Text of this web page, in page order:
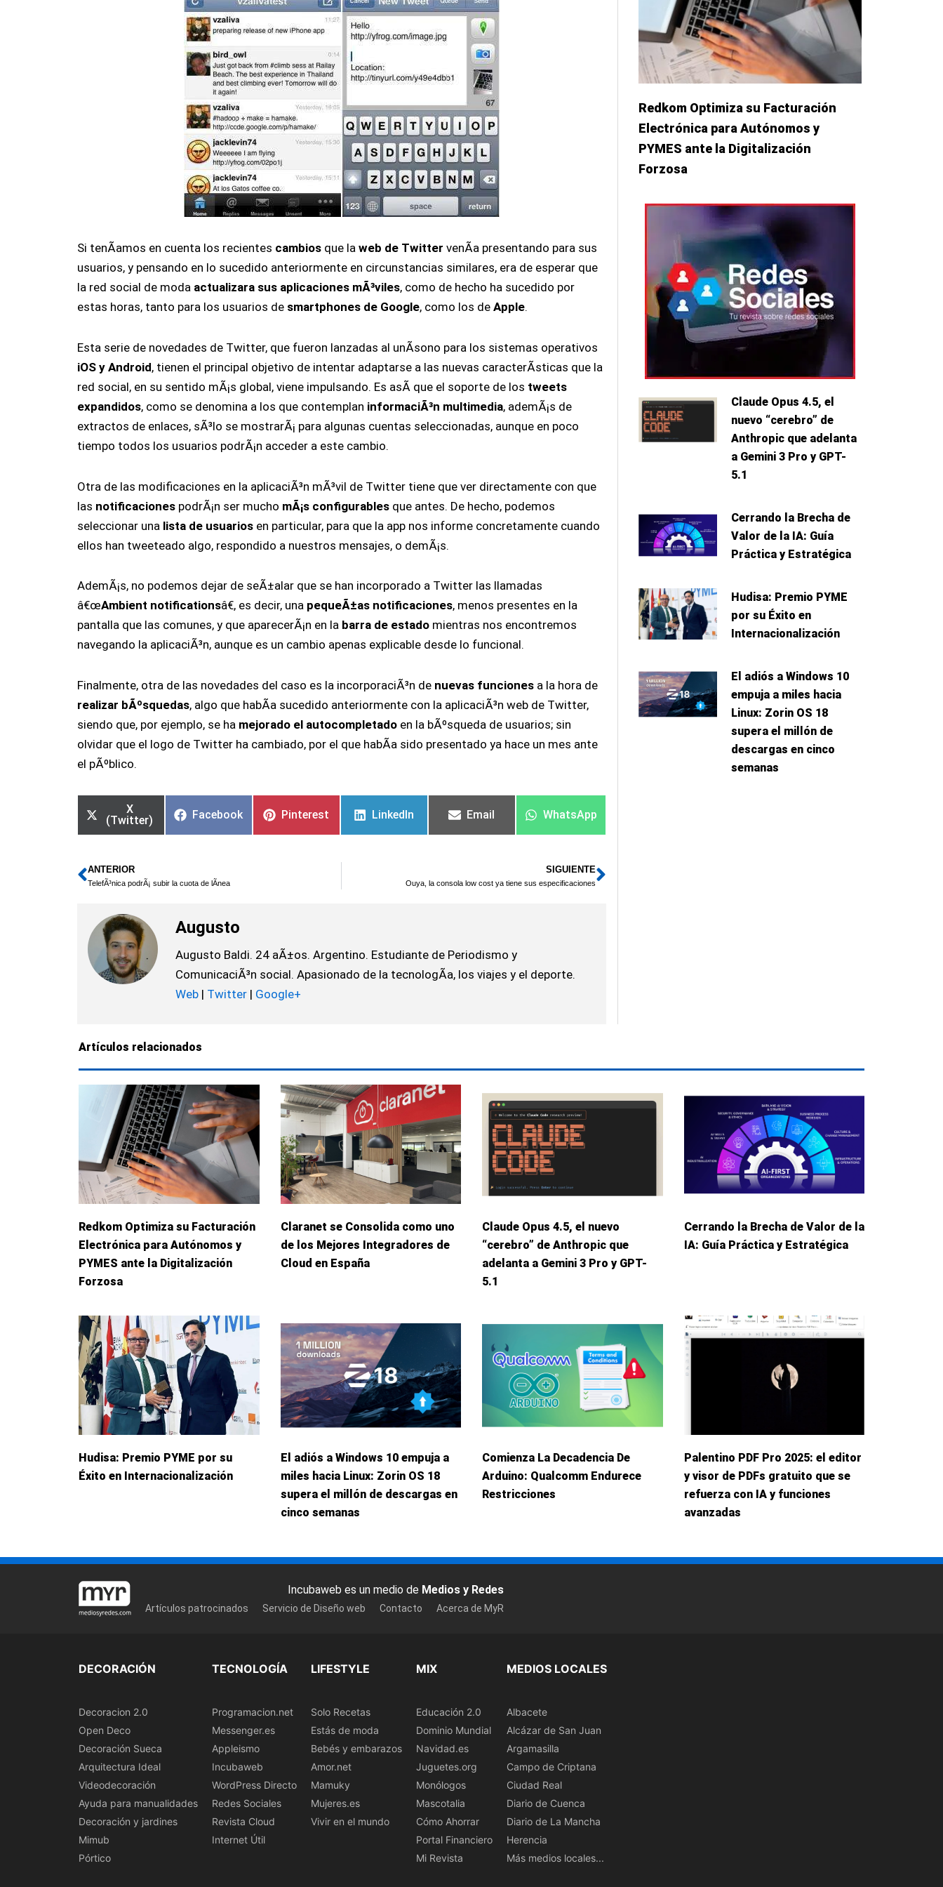
Si tenÃ­amos en cuenta los recientes cambiosque la web de Twitter venÃ­a presentando para sus
usuarios, y pensando en lo sucedido anteriormente en circunstancias similares, era de esperar que
la red social de moda actualizara sus aplicaciones mÃ³viles, como de hecho ha sucedido por
estas horas, tanto para los usuarios de smartphones de Google, como los de Apple.
Esta serie de novedades de Twitter, que fueron lanzadas al unÃ­sono para los sistemas operativos
iOS y Android, tienen el principal objetivo de intentar adaptarse a las nuevas caracterÃ­sticas que la
red social, en su sentido mÃ¡s global, viene impulsando. Es asÃ­ que el soporte de los tweets
expandidos, como se denomina a los que contemplan informaciÃ³n multimedia, ademÃ¡s de
extractos de enlaces, sÃ³lo se mostrarÃ¡ para algunas cuentas seleccionadas, aunque en poco
tiempo todos los usuarios podrÃ¡n acceder a este cambio.
Otra de las modificaciones en la aplicaciÃ³n mÃ³vil de Twitter tiene que ver directamente con que
las notificacionespodrÃ¡n ser mucho mÃ¡s configurablesque antes. De hecho, podemos
seleccionar una lista de usuariosen particular, para que la app nos informe concretamente cuando
ellos han tweeteado algo, respondido a nuestros mensajes, o demÃ¡s.
AdemÃ¡s, no podemos dejar de seÃ±alar que se han incorporado a Twitter las llamadas
â€œAmbient notificationsâ€, es decir, una pequeÃ±as notificaciones, menos presentes en la
pantalla que las comunes, y que aparecerÃ¡n en la barra de estadomientras nos encontremos
navegando la aplicaciÃ³n, aunque es un cambio apenas explicable desde lo funcional.
Finalmente, otra de las novedades del caso es la incorporaciÃ³n de nuevas funcionesa la hora de
realizar bÃºsquedas, algo que habÃ­a sucedido anteriormente con la aplicaciÃ³n web de Twitter,
siendo que, por ejemplo, se ha mejorado el autocompletadoen la bÃºsqueda de usuarios; sin
olvidar que el logo de Twitter ha cambiado, por el que habÃ­a sido presentado ya hace un mes ante
el pÃºblico.
X
(Twitter)
Facebook Pinterest LinkedIn Email WhatsApp
Ant
ANTERIOR
TelefÃ³nica podrÃ¡ subir la cuota de lÃ­nea
SIGUIENTE
Ouya, la consola low cost ya tiene sus especificacionesSiguiente
Augusto
Augusto Baldi. 24 aÃ±os. Argentino. Estudiante de Periodismo y
ComunicaciÃ³n social. Apasionado de la tecnologÃ­a, los viajes y el deporte.
Web | Twitter | Google+
Redkom Optimiza su Facturación
Electrónica para Autónomos y
PYMES ante la Digitalización
Forzosa
Claude Opus 4.5, el
nuevo “cerebro” de
Anthropic que adelanta
a Gemini 3 Pro y GPT-
5.1
Cerrando la Brecha de
Valor de la IA: Guía
Práctica y Estratégica
Hudisa: Premio PYME
por su Éxito en
Internacionalización
El adiós a Windows 10
empuja a miles hacia
Linux: Zorin OS 18
supera el millón de
descargas en cinco
semanas
Artículos relacionados
Redkom Optimiza su Facturación
Electrónica para Autónomos y
PYMES ante la Digitalización
Forzosa
Claranet se Consolida como uno
de los Mejores Integradores de
Cloud en España
Claude Opus 4.5, el nuevo
“cerebro” de Anthropic que
adelanta a Gemini 3 Pro y GPT-
5.1
Cerrando la Brecha de Valor de la
IA: Guía Práctica y Estratégica
Hudisa: Premio PYME por su
Éxito en Internacionalización
El adiós a Windows 10 empuja a
miles hacia Linux: Zorin OS 18
supera el millón de descargas en
cinco semanas
Comienza La Decadencia De
Arduino: Qualcomm Endurece
Restricciones
Palentino PDF Pro 2025: el editor
y visor de PDFs gratuito que se
refuerza con IA y funciones
avanzadas
Incubaweb es un medio de Medios y Redes
Artículos patrocinados Servicio de Diseño web Contacto Acerca de MyR
DECORACIÓN
Decoracion 2.0
Open Deco
Decoración Sueca
Arquitectura Ideal
Videodecoración
Ayuda para manualidades
Decoración y jardines
Mimub
Pórtico
TECNOLOGÍA
Programacion.net
Messenger.es
Appleismo
Incubaweb
WordPress Directo
Redes Sociales
Revista Cloud
Internet Útil
LIFESTYLE
Solo Recetas
Estás de moda
Bebés y embarazos
Amor.net
Mamuky
Mujeres.es
Vivir en el mundo
MIX
Educación 2.0
Dominio Mundial
Navidad.es
Juguetes.org
Monólogos
Mascotalia
Cómo Ahorrar
Portal Financiero
Mi Revista
MEDIOS LOCALES
Albacete
Alcázar de San Juan
Argamasilla
Campo de Criptana
Ciudad Real
Diario de Cuenca
Diario de La Mancha
Herencia
Más medios locales...